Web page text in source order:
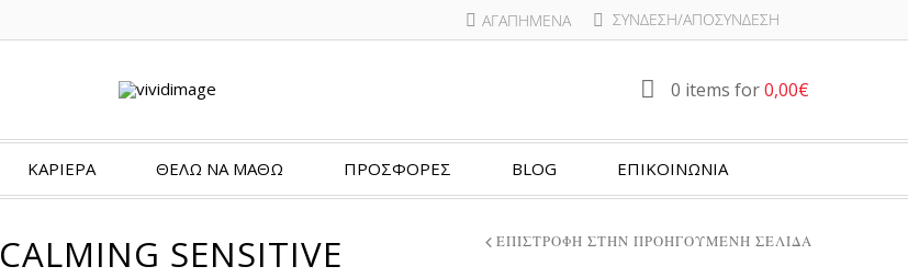
ΣΎΝΔΕΣΗ/ΑΠΟΣΎΝΔΕΣΗ
ΑΓΑΠΗΜΈΝΑ
0 items for0,00€
ΚΑΡΙΕΡΑ ΘΈΛΩ ΝΑ ΜΆΘΩ ΠΡΟΣΦΟΡΕΣ BLOG ΕΠΙΚΟΙΝΩΝΙΑ
CALMING SENSITIVE ΕΠΙΣΤΡΟΦΉ ΣΤΗΝ ΠΡΟΗΓΟΎΜΕΝΗ ΣΕΛΊΔΑ